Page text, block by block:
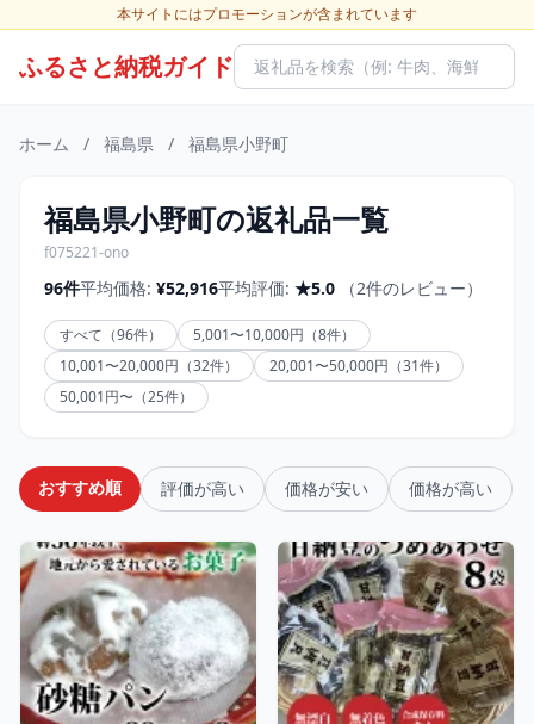
本サイトにはプロモーションが含まれています
ふるさと納税ガイド
ホーム / 福島県 / 福島県小野町
福島県小野町の返礼品一覧
f075221-ono
96件平均価格: ¥52,916平均評価: ★5.0 （2件のレビュー）
すべて（96件）
5,001〜10,000円（8件）
10,001〜20,000円（32件）
20,001〜50,000円（31件）
50,001円〜（25件）
おすすめ順 評価が高い 価格が安い 価格が高い